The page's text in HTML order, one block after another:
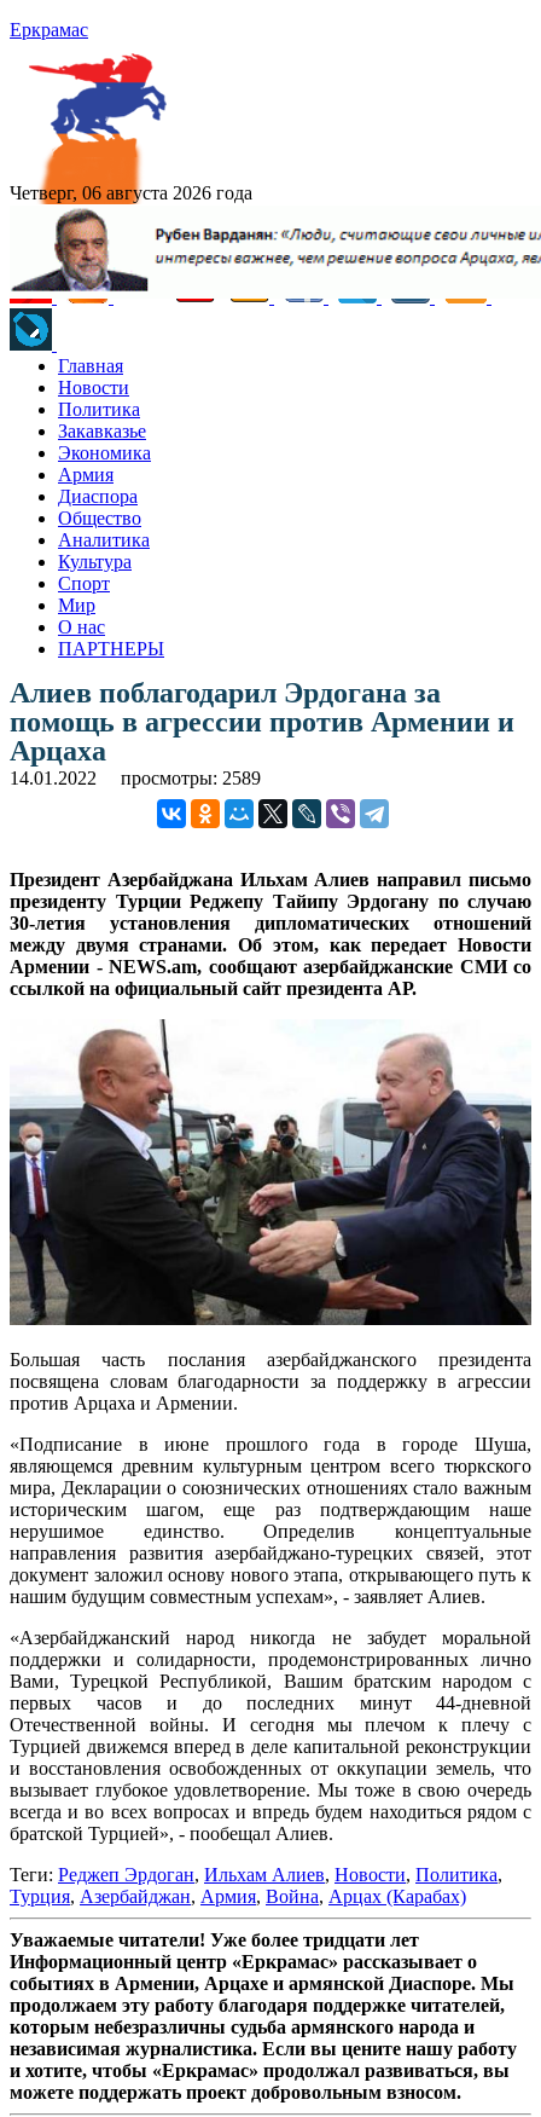
Еркрамас
Четверг, 06 августа 2026 года
Главная
Новости
Политика
Закавказье
Экономика
Армия
Диаспора
Общество
Аналитика
Культура
Спорт
Мир
О нас
ПАРТНЕРЫ
Алиев поблагодарил Эрдогана за
помощь в агрессии против Армении и
Арцаха
14.01.2022 просмотры: 2589
Президент Азербайджана Ильхам Алиев направил письмо
президенту Турции Реджепу Тайипу Эрдогану по случаю
30-летия установления дипломатических отношений
между двумя странами. Об этом, как передает Новости
Армении - NEWS.am, сообщают азербайджанские СМИ со
ссылкой на официальный сайт президента АР.
Большая часть послания азербайджанского президента
посвящена словам благодарности за поддержку в агрессии
против Арцаха и Армении.
«Подписание в июне прошлого года в городе Шуша,
являющемся древним культурным центром всего тюркского
мира, Декларации о союзнических отношениях стало важным
историческим шагом, еще раз подтверждающим наше
нерушимое единство. Определив концептуальные
направления развития азербайджано-турецких связей, этот
документ заложил основу нового этапа, открывающего путь к
нашим будущим совместным успехам», - заявляет Алиев.
«Азербайджанский народ никогда не забудет моральной
поддержки и солидарности, продемонстрированных лично
Вами, Турецкой Республикой, Вашим братским народом с
первых часов и до последних минут 44-дневной
Отечественной войны. И сегодня мы плечом к плечу с
Турцией движемся вперед в деле капитальной реконструкции
и восстановления освобожденных от оккупации земель, что
вызывает глубокое удовлетворение. Мы тоже в свою очередь
всегда и во всех вопросах и впредь будем находиться рядом с
братской Турцией», - пообещал Алиев.
Теги: Реджеп Эрдоган, Ильхам Алиев, Новости, Политика,
Турция, Азербайджан, Армия, Война, Арцах (Карабах)
Уважаемые читатели! Уже более тридцати лет
Информационный центр «Еркрамас» рассказывает о
событиях в Армении, Арцахе и армянской Диаспоре. Мы
продолжаем эту работу благодаря поддержке читателей,
которым небезразличны судьба армянского народа и
независимая журналистика. Если вы цените нашу работу
и хотите, чтобы «Еркрамас» продолжал развиваться, вы
можете поддержать проект добровольным взносом.